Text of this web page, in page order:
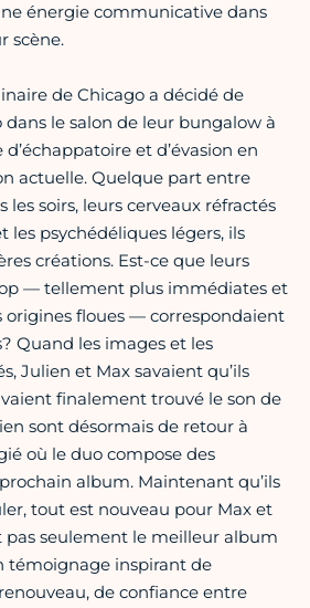
énergie communicative dans
scène.
de Chicago a décidé de
le salon de leur bungalow à
et d’évasion en
actuelle. Quelque part entre
les soirs, leurs cerveaux réfractés
les psychédéliques légers, ils
créations. Est-ce que leurs
— tellement plus immédiates et
origines floues — correspondaient
Quand les images et les
Julien et Max savaient qu’ils
finalement trouvé le son de
sont désormais de retour à
où le duo compose des
album. Maintenant qu’ils
tout est nouveau pour Max et
pas seulement le meilleur album
témoignage inspirant de
de confiance entre